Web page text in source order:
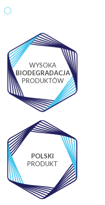
WYSOKA
BIODEGRADACJA
PRODUKTÓW
POLSKI
PRODUKT